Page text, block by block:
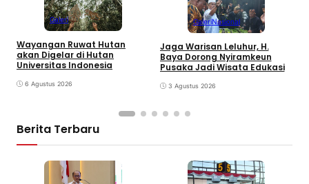
Galeri
Wayangan Ruwat Hutan
akan Digelar di Hutan
Universitas Indonesia
6 Agustus 2026
GaleriNasional
Jaga Warisan Leluhur, H.
Baya Dorong Nyiramkeun
Pusaka Jadi Wisata Edukasi
3 Agustus 2026
Berita Terbaru